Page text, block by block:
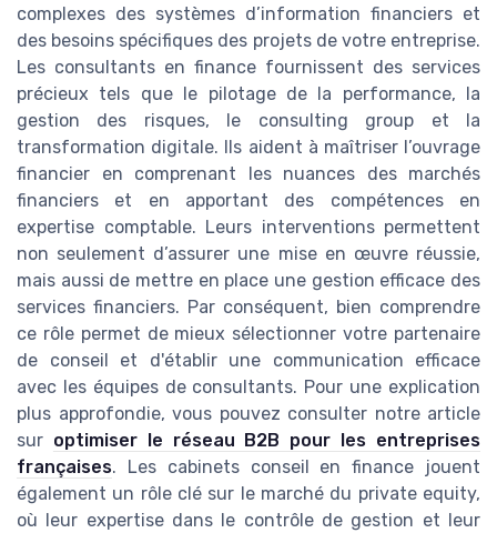
complexes des systèmes d’information financiers et
des besoins spécifiques des projets de votre entreprise.
Les consultants en finance fournissent des services
précieux tels que le pilotage de la performance, la
gestion des risques, le consulting group et la
transformation digitale. Ils aident à maîtriser l’ouvrage
financier en comprenant les nuances des marchés
financiers et en apportant des compétences en
expertise comptable. Leurs interventions permettent
non seulement d’assurer une mise en œuvre réussie,
mais aussi de mettre en place une gestion efficace des
services financiers. Par conséquent, bien comprendre
ce rôle permet de mieux sélectionner votre partenaire
de conseil et d'établir une communication efficace
avec les équipes de consultants. Pour une explication
plus approfondie, vous pouvez consulter notre article
sur optimiser le réseau B2B pour les entreprises
françaises. Les cabinets conseil en finance jouent
également un rôle clé sur le marché du private equity,
où leur expertise dans le contrôle de gestion et leur